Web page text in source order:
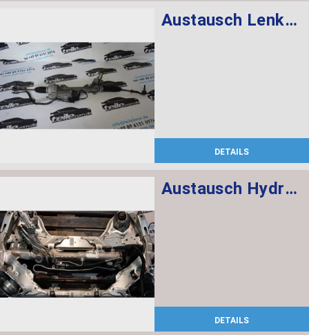
Austausch Lenkgetriebe elektrisch
DETAILS
Austausch Hydrolenkgetriebe ZF RHD
DETAILS